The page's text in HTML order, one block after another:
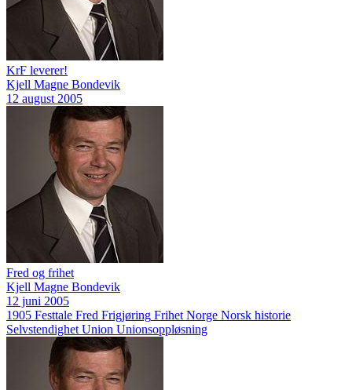
KrF leverer!
Kjell Magne Bondevik
12 august 2005
Fred og frihet
Kjell Magne Bondevik
12 juni 2005
1905 Festtale Fred Frigjøring Frihet Norge Norsk historie
Selvstendighet Union Unionsoppløsning